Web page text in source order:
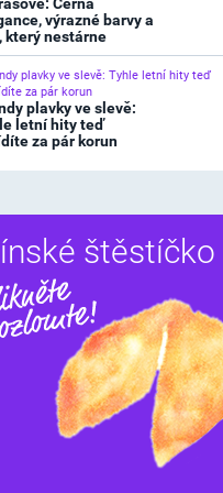
výrazné barvy a
který nestárne
plavky ve slevě:
letní hity teď
za pár korun
štěstíčko
Sdílet